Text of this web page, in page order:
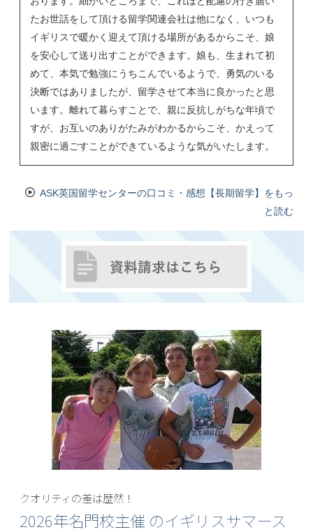
たお世話をして頂ける留学関連会社は他になく、いつも
イギリスで暖かく迎えて頂ける場所があるからこそ、娘
を安心して送り出すことができます。娘も、生まれて初
めて、本気で勉強にうちこんでいるようで、勇気のいる
決断ではありましたが、留学させて本当に良かったと思
います。離れて暮らすことで、親に反抗しがちな年頃で
すが、お互いのありがたみがわかるからこそ、かえって
親密に過ごすことができているような気がいたします。
ASK英国留学センターの口コミ・感想【長期留学】をもっ
と読む
クオリティの差は歴然！
2026年名門校主催 のイギリスサマース